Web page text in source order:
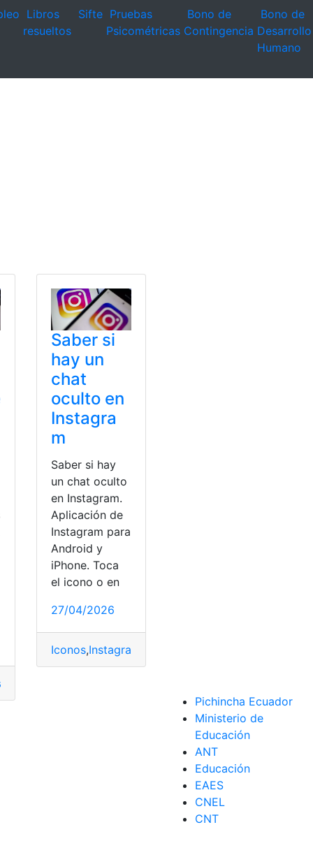
Libros
resueltos
Sifte Pruebas
Psicométricas
Bono de
Contingencia
Bono de
Desarrollo
Humano
Saber si
hay un
chat
oculto en
Instagra
m
Saber si hay
un chat oculto
en Instagram.
Aplicación de
Instagram para
Android y
iPhone. Toca
el icono o en
27/04/2026
Iconos,Instagram
Pichincha Ecuador
Ministerio de
Educación
ANT
Educación
EAES
CNEL
CNT